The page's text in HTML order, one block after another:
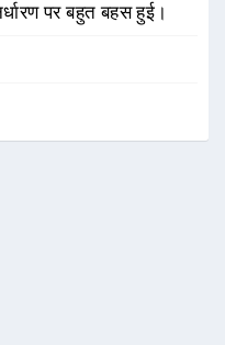
पर बहुत बहस हुई।